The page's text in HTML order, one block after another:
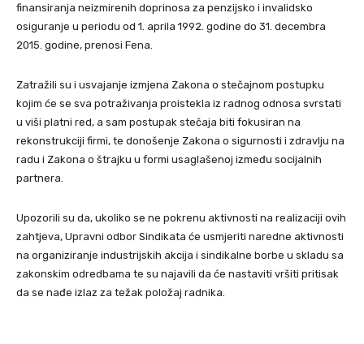
finansiranja neizmirenih doprinosa za penzijsko i invalidsko
osiguranje u periodu od 1. aprila 1992. godine do 31. decembra
2015. godine, prenosi Fena.
Zatražili su i usvajanje izmjena Zakona o stečajnom postupku
kojim će se sva potraživanja proistekla iz radnog odnosa svrstati
u viši platni red, a sam postupak stečaja biti fokusiran na
rekonstrukciji firmi, te donošenje Zakona o sigurnosti i zdravlju na
radu i Zakona o štrajku u formi usaglašenoj između socijalnih
partnera.
Upozorili su da, ukoliko se ne pokrenu aktivnosti na realizaciji ovih
zahtjeva, Upravni odbor Sindikata će usmjeriti naredne aktivnosti
na organiziranje industrijskih akcija i sindikalne borbe u skladu sa
zakonskim odredbama te su najavili da će nastaviti vršiti pritisak
da se nađe izlaz za težak položaj radnika.